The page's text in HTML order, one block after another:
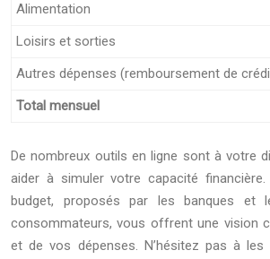
Alimentation
Loisirs et sorties
Autres dépenses (remboursement de
Total mensuel
De nombreux outils en ligne sont à votre
aider à simuler votre capacité
budget, proposés par les banques et
consommateurs, vous offrent une vision
et de vos dépenses. N’hésitez pas à les